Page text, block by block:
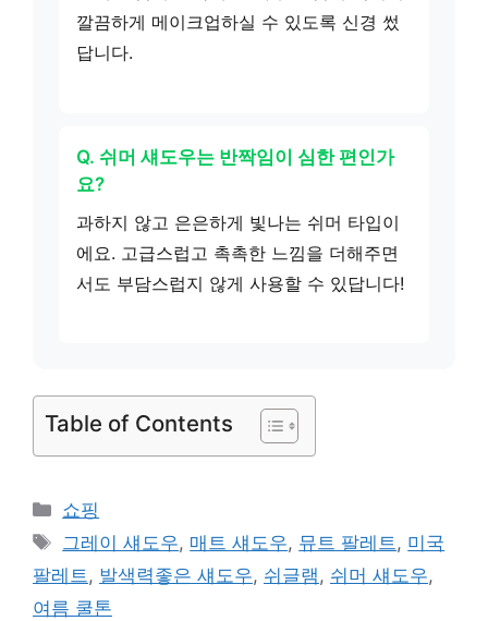
깔끔하게 메이크업하실 수 있도록 신경 썼
답니다.
Q. 쉬머 섀도우는 반짝임이 심한 편인가
요?
과하지 않고 은은하게 빛나는 쉬머 타입이
에요. 고급스럽고 촉촉한 느낌을 더해주면
서도 부담스럽지 않게 사용할 수 있답니다!
Table of Contents
카
테
리
쇼핑
태
그
그레이 섀도우, 매트 섀도우, 뮤트 팔레트, 미국
팔레트, 발색력좋은 섀도우, 쉬글램, 쉬머 섀도우,
여름 쿨톤